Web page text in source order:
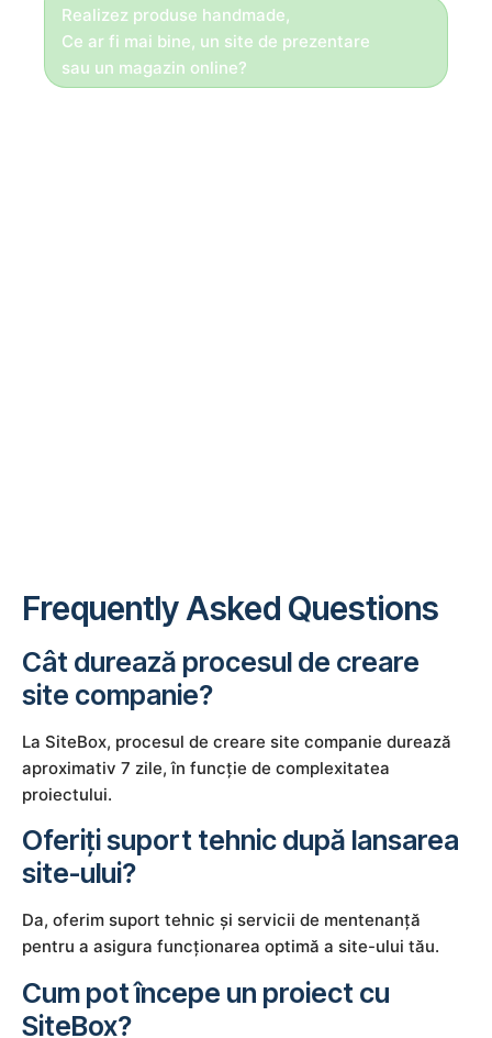
Realizez produse handmade,
Ce ar fi mai bine, un site de prezentare
sau un magazin online?
Frequently Asked Questions
Cât durează procesul de creare
site companie?
La SiteBox, procesul de creare site companie durează
aproximativ 7 zile, în funcție de complexitatea
proiectului.
Oferiți suport tehnic după lansarea
site-ului?
Da, oferim suport tehnic și servicii de mentenanță
pentru a asigura funcționarea optimă a site-ului tău.
Cum pot începe un proiect cu
SiteBox?